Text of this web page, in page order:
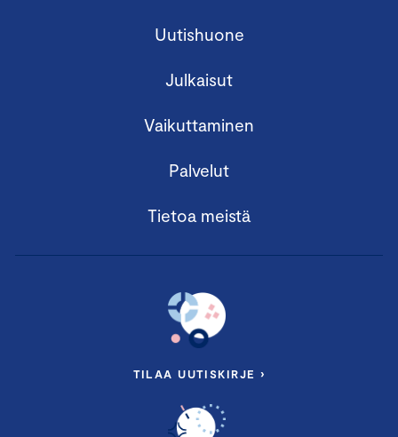
Uutishuone
Julkaisut
Vaikuttaminen
Palvelut
Tietoa meistä
TILAA UUTISKIRJE ›